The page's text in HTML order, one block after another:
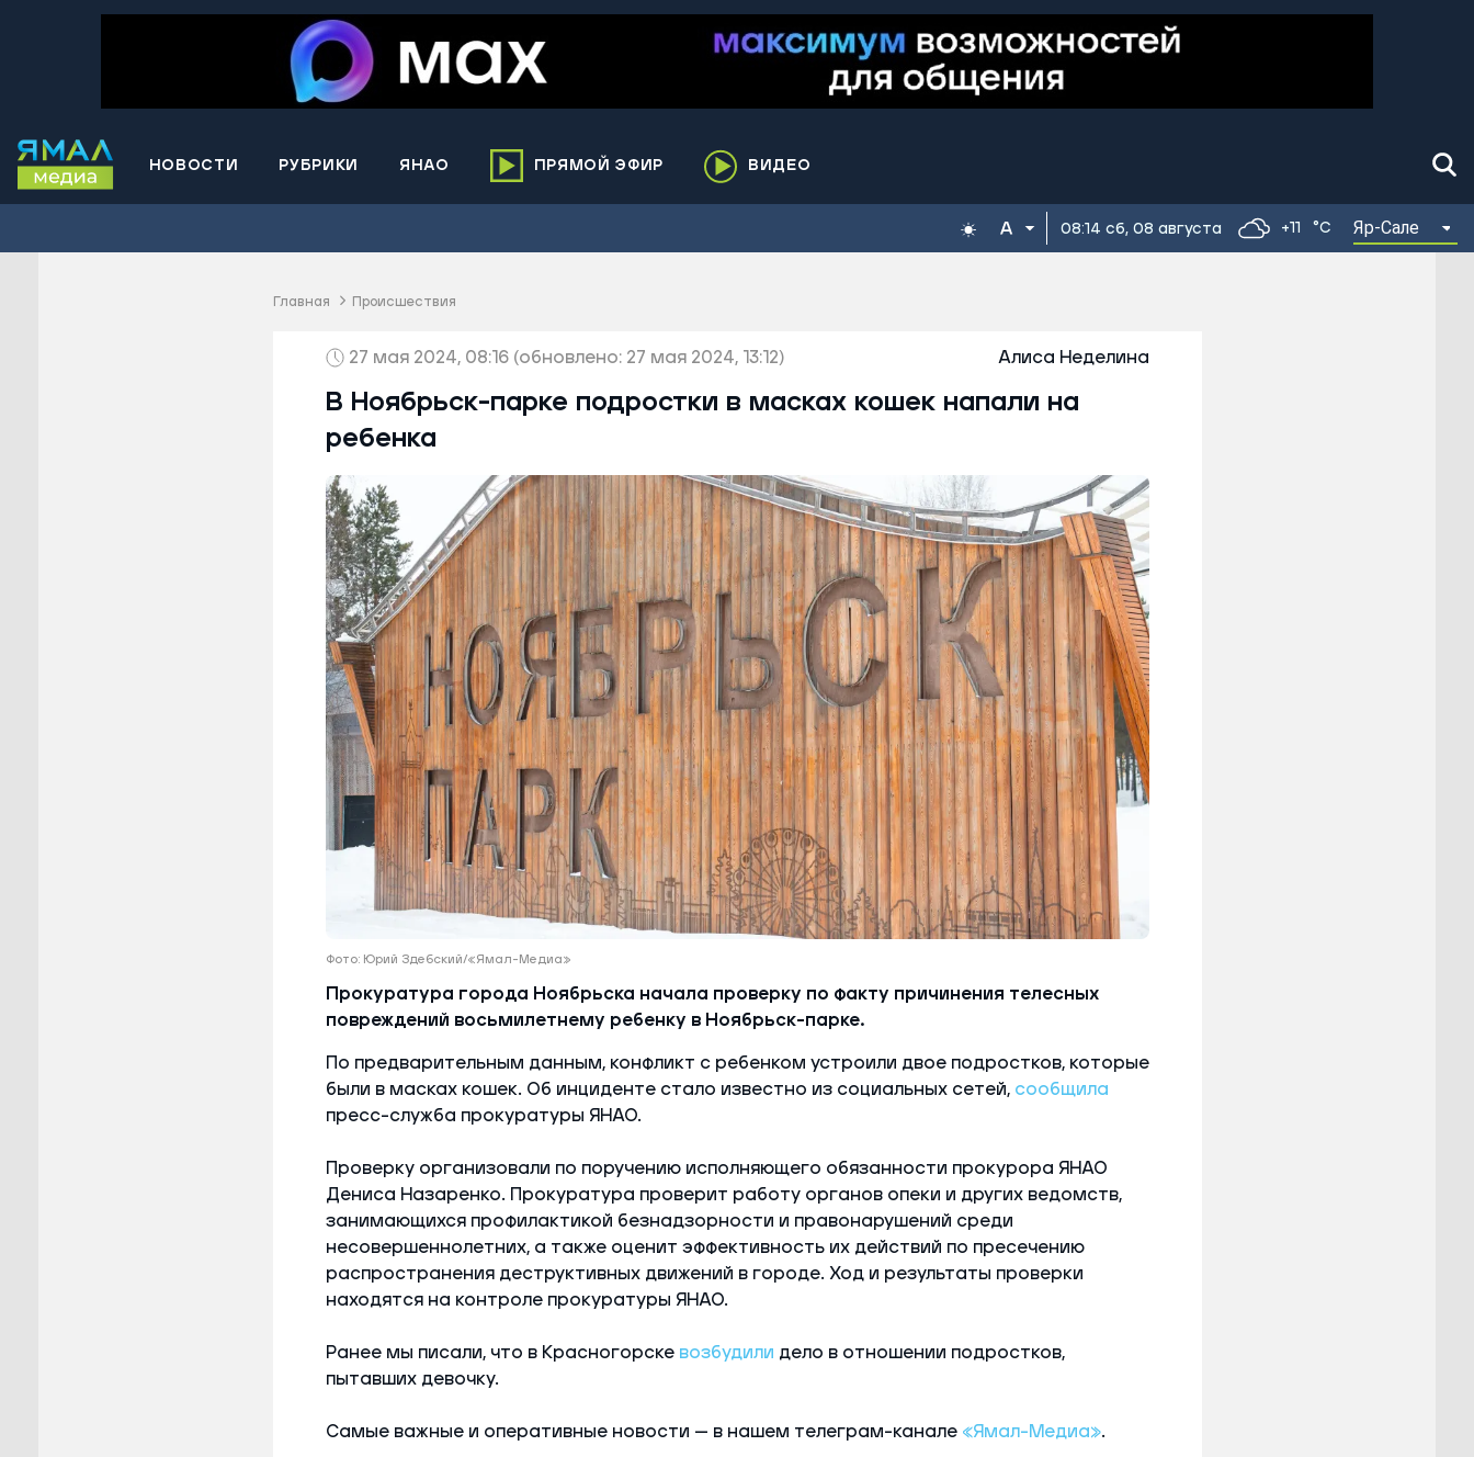
НОВОСТИ РУБРИКИ ЯНАО
район
Муравленко
Новый Уренгой
Приуральский район
Пуровский район
Салехард
Тарко-Сале
Тазовский район
Шурышкарский район
Ямальский район
ПРЯМОЙ ЭФИР ВИДЕО
08:14 сб, 08 августа +11 °C Яр-Сале
Главная Происшествия
27 мая 2024, 08:16 (обновлено: 27 мая 2024, 13:12) Алиса Неделина
В Ноябрьск-парке подростки в масках кошек напали на
ребенка
Фото: Юрий Здебский/«Ямал-Медиа»
Прокуратура города Ноябрьска начала проверку по факту причинения телесных
повреждений восьмилетнему ребенку в Ноябрьск-парке.
По предварительным данным, конфликт с ребенком устроили двое подростков, которые
были в масках кошек. Об инциденте стало известно из социальных сетей, сообщила
пресс-служба прокуратуры ЯНАО.
Проверку организовали по поручению исполняющего обязанности прокурора ЯНАО
Дениса Назаренко. Прокуратура проверит работу органов опеки и других ведомств,
занимающихся профилактикой безнадзорности и правонарушений среди
несовершеннолетних, а также оценит эффективность их действий по пресечению
распространения деструктивных движений в городе. Ход и результаты проверки
находятся на контроле прокуратуры ЯНАО.
Ранее мы писали, что в Красногорске возбудили дело в отношении подростков,
пытавших девочку.
Самые важные и оперативные новости — в нашем телеграм-канале «Ямал-Медиа».